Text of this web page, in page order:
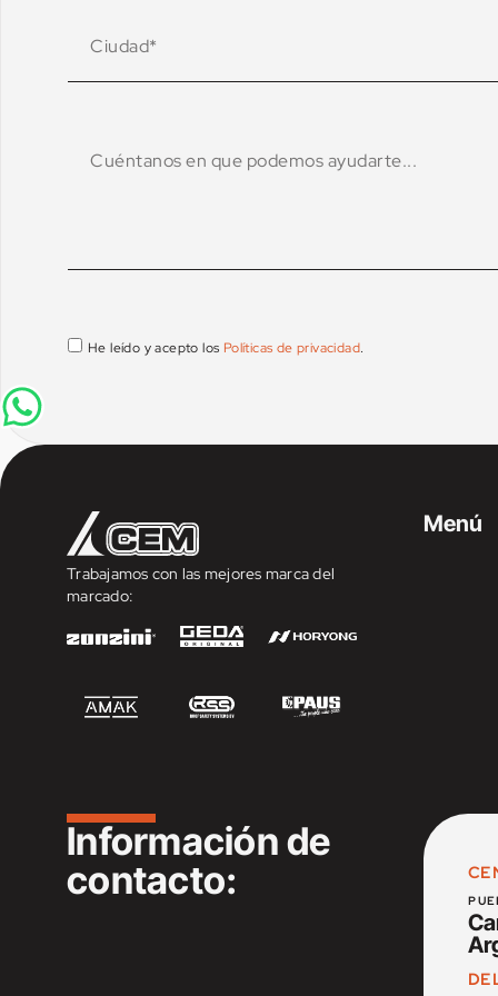
He leído y acepto los Políticas de privacidad.
Trabajamos con las mejores marca del
marcado:
Menú
Información de
contacto: